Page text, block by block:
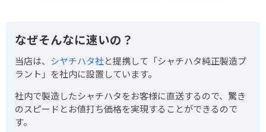
なぜそんなに速いの？
当店は、 シヤチハタ社と提携して「シャチハタ純正製造プ
ラント」を社内に設置しています。
社内で製造したシャチハタをお客様に直送するので、驚き
のスピードとお値打ち価格を実現することができるので
す。